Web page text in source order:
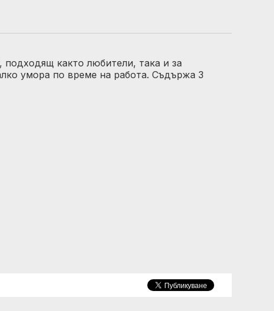
подходящ както любители, така и за
умора по време на работа. Съдържа 3